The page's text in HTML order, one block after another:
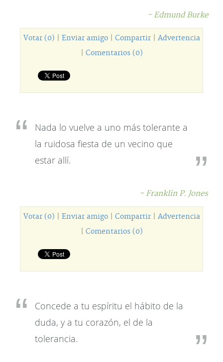
- Edmund Burke
Votar (0) Enviar amigo| Compartir| Advertencia
Comentarios (0)
Nada lo vuelve a uno más tolerante a
la ruidosa fiesta de un vecino que
estar allí.
- Franklin P. Jones
Votar (0) Enviar amigo| Compartir| Advertencia
Comentarios (0)
Concede a tu espíritu el hábito de la
duda, y a tu corazón, el de la
tolerancia.